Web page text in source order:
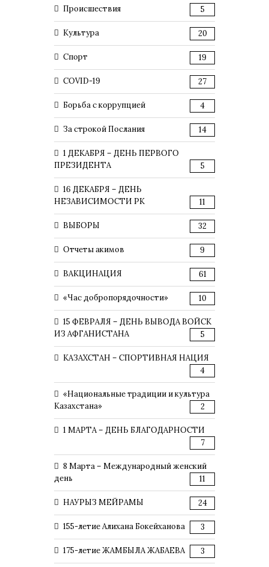
Происшествия 5
Культура 20
Спорт 19
COVID-19 27
Борьба с коррупцией 4
За строкой Послания 14
1 ДЕКАБРЯ – ДЕНЬ ПЕРВОГО
ПРЕЗИДЕНТА
5
16 ДЕКАБРЯ – ДЕНЬ
НЕЗАВИСИМОСТИ РК
11
ВЫБОРЫ 32
Отчеты акимов 9
ВАКЦИНАЦИЯ 61
«Час добропорядочности» 10
15 ФЕВРАЛЯ – ДЕНЬ ВЫВОДА ВОЙСК
ИЗ АФГАНИСТАНА
5
КАЗАХСТАН – СПОРТИВНАЯ НАЦИЯ
4
«Национальные традиции и культура
Казахстана»
2
1 МАРТА – ДЕНЬ БЛАГОДАРНОСТИ
7
8 Марта – Международный женский
день
11
НАУРЫЗ МЕЙРАМЫ 24
155-летие Алихана Бокейханова 3
175-летие ЖАМБЫЛА ЖАБАЕВА 3